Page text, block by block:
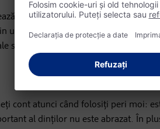
mai repede placa bacteriană - dar
urmare, ar trebui să alegeți mai
sau ultrasoft") sau, în cazul unei
cont atunci când folosiți peri moi:
al dinților nu este abrazat. În